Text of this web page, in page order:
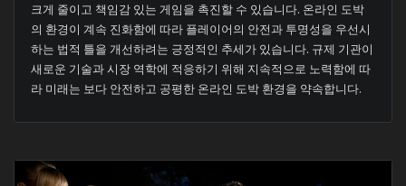
크게 줄이고 책임감 있는 게임을 촉진할 수 있습니다. 온라인 도박
의 환경이 계속 진화함에 따라 플레이어의 안전과 투명성을 우선시
하는 법적 틀을 개선하려는 긍정적인 추세가 있습니다. 규제 기관이
새로운 기술과 시장 역학에 적응하기 위해 지속적으로 노력함에 따
라 미래는 보다 안전하고 공평한 온라인 도박 환경을 약속합니다.